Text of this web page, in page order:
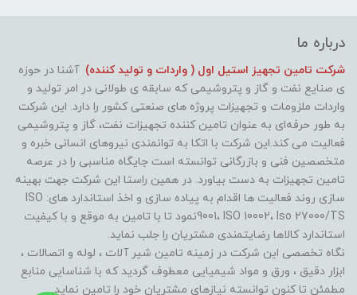
درباره ما
شرکت تامین تجهیز استیل اول ( واردات و تولید کننده) آشنا در حوزه
ی صنایع نفت و گاز و پتروشیمی که سابقه ی طولانی در امر تولید و
واردات ملزومات و تجهیزات پروژه های صنعتی کشور را دارد. این شرکت
به طور حرفه‌ای به عنوان تامین کننده تجهیزات نفت، گاز و پتروشیمی
فعالیت می کند.این شرکت با اتکا به توانمندی نیروهای انسانی خبره و
متخصصین فنی و بازرگانی توانسته است جایگاه مناسبی را در عرصه
تامین تجهیزات به دست بیاورد. در همین راستا این شرکت جهت بهینه
سازی روند فعالیت ها اقدام به پیاده سازی و اخذ استاندارد های: ISO
9001، ISO 10002، Iso 27000/TSنمود تا با تامین به موقع و با کیفیت
استاندارد کالاها رضایتمندی مشتریان را جلب نماید.
نگاه تخصصی این شرکت در زمینه تامین شیر آلات ، لوله و اتصالات ،
ابزار دقیق ، ورق و مواد شیمیایی معطوف گردید که با شناسایی منابع
مطمئن تا کنون توانسته نیازهای مشتریان خود را تامین نماید.